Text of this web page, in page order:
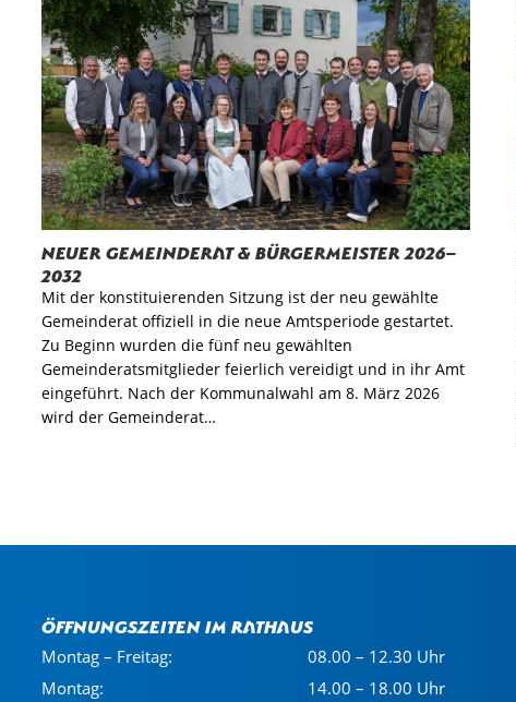
Neuer Gemeinderat & Bürgermeister 2026–
2032
Mit der konstituierenden Sitzung ist der neu gewählte
Gemeinderat offiziell in die neue Amtsperiode gestartet.
Zu Beginn wurden die fünf neu gewählten
Gemeinderatsmitglieder feierlich vereidigt und in ihr Amt
eingeführt. Nach der Kommunalwahl am 8. März 2026
wird der Gemeinderat…
Öffnungszeiten im Rathaus
Montag – Freitag:
08.00 – 12.30 Uhr
Montag:
14.00 – 18.00 Uhr